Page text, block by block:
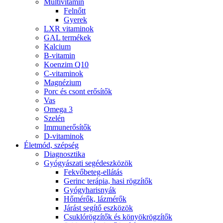
Multivitamin
Felnőtt
Gyerek
LXR vitaminok
GAL termékek
Kalcium
B-vitamin
Koenzim Q10
C-vitaminok
Magnézium
Porc és csont erősítők
Vas
Omega 3
Szelén
Immunerősítők
D-vitaminok
Életmód, szépség
Diagnosztika
Gyógyászati segédeszközök
Fekvőbeteg-ellátás
Gerinc terápia, hasi rögzítők
Gyógyharisnyák
Hőmérők, lázmérők
Járást segítő eszközök
Csuklórögzítők és könyökrögzítők